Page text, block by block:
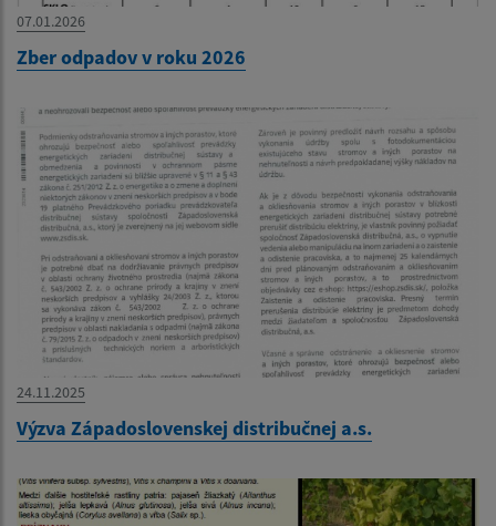
07.01.2026
Zber odpadov v roku 2026
24.11.2025
Výzva Západoslovenskej distribučnej a.s.